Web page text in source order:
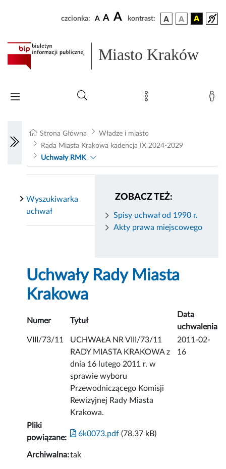
czcionka: A A A kontrast:
Miasto Kraków
Strona Główna
Władze i miasto
Rada Miasta Krakowa kadencja IX 2024-2029
Uchwały RMK
ZOBACZ TEŻ:
Spisy uchwał od 1990 r.
Akty prawa miejscowego
Wyszukiwarka
uchwał
Uchwały Rady Miasta
Krakowa
Numer Tytuł
Data
uchwalenia
VIII/73/11
UCHWAŁA NR VIII/73/11
RADY MIASTA KRAKOWA z
dnia 16 lutego 2011 r. w
sprawie wyboru
Przewodniczącego Komisji
Rewizyjnej Rady Miasta
Krakowa.
2011-02-
16
Pliki
powiązane:
6k0073.pdf (78.37 kB)
Archiwalna:tak